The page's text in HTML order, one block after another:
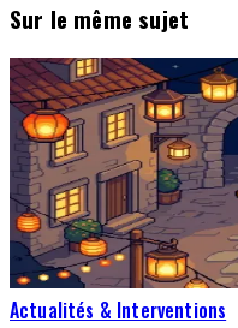
Sur le même sujet
Actualités & Interventions